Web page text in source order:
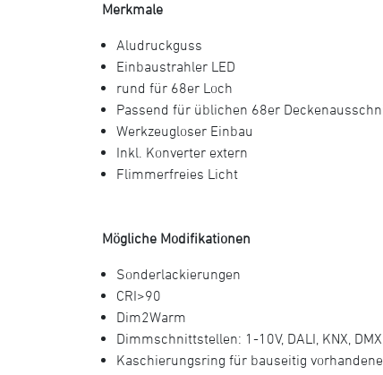
Merkmale
Aludruckguss
Einbaustrahler LED
rund für 68er Loch
Passend für üblichen 68er
Werkzeugloser Einbau
Inkl. Konverter extern
Flimmerfreies Licht
Mögliche Modifikationen
Sonderlackierungen
CRI>90
Dim2Warm
Dimmschnittstellen: 1-10V, DALI, KNX,
Kaschierungsring für bauseitig